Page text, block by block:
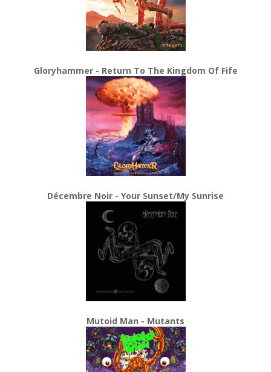
Gloryhammer - Return To The Kingdom Of Fife
Décembre Noir - Your Sunset/My Sunrise
Mutoid Man - Mutants